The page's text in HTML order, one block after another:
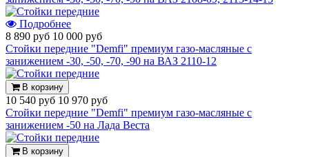
Подробнее
8 890 руб 10 000 руб
Стойки передние "Demfi" премиум газо-масляные с
занижением -30, -50, -70, -90 на ВАЗ 2110-12
В корзину
10 540 руб 10 970 руб
Стойки передние "Demfi" премиум газо-масляные с
занижением -50 на Лада Веста
В корзину